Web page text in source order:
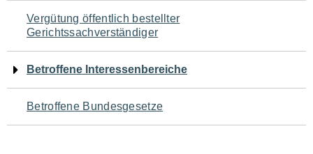
Navigation
für
den
Seiteninhalt
Vergütung öffentlich bestellter
Gerichtssachverständiger
Betroffene Interessenbereiche
Betroffene Bundesgesetze